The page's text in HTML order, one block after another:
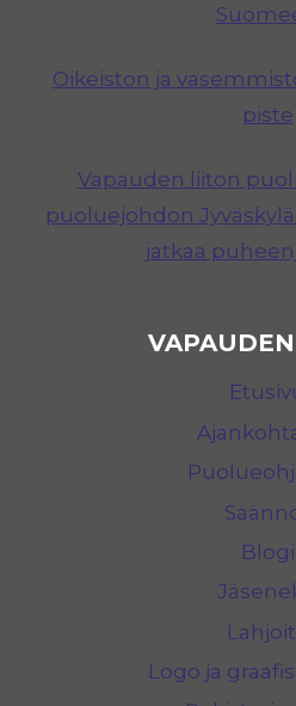
Oikeiston ja
piste
Vapauden liiton
puoluejohdon
jatkaa
Blogi
Logo ja